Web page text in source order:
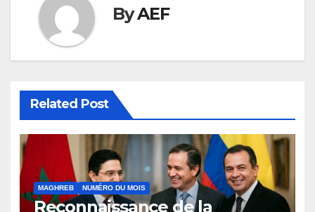
ByAEF
Related Post
MAGHREB NUMÉRO DU MOIS
Reconnaissance de la